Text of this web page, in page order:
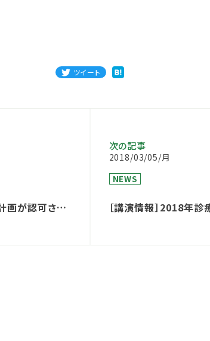
ツイート
画が認可され
次の記事
2018/03/05/月
NEWS
［講演情報］2018年